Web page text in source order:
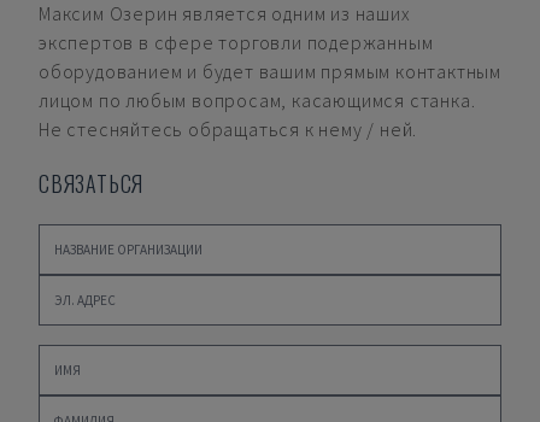
Максим Озерин является одним из наших
экспертов в сфере торговли подержанным
оборудованием и будет вашим прямым контактным
лицом по любым вопросам, касающимся станка.
Не стесняйтесь обращаться к нему / ней.
СВЯЗАТЬСЯ